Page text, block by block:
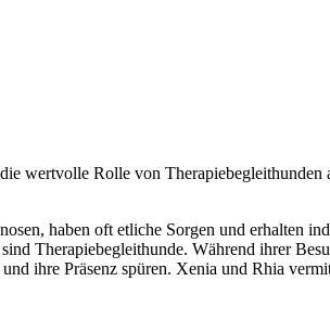
wertvolle Rolle von
haben oft etliche Sorgen und erhalten
Therapiebegleithunde. Während ihrer
ihre Präsenz spüren. Xenia und Rhia